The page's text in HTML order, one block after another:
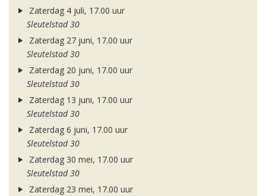
Zaterdag 4 juli, 17.00 uur
Sleutelstad 30
Zaterdag 27 juni, 17.00 uur
Sleutelstad 30
Zaterdag 20 juni, 17.00 uur
Sleutelstad 30
Zaterdag 13 juni, 17.00 uur
Sleutelstad 30
Zaterdag 6 juni, 17.00 uur
Sleutelstad 30
Zaterdag 30 mei, 17.00 uur
Sleutelstad 30
Zaterdag 23 mei, 17.00 uur